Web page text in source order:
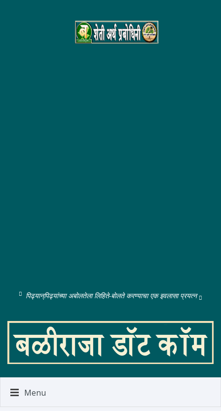
पिढ्यान्‌पिढ्यांच्या अबोलतेला लिहिते-बोलते करण्याचा एक इवलासा प्रयत्न
Menu